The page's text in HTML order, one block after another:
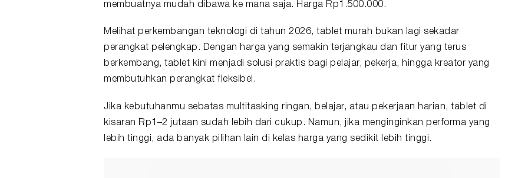
membuatnya mudah dibawa ke mana saja. Harga Rp1.500.000.
Melihat perkembangan teknologi di tahun 2026, tablet murah bukan lagi sekadar
perangkat pelengkap. Dengan harga yang semakin terjangkau dan fitur yang terus
berkembang, tablet kini menjadi solusi praktis bagi pelajar, pekerja, hingga kreator yang
membutuhkan perangkat fleksibel.
Jika kebutuhanmu sebatas multitasking ringan, belajar, atau pekerjaan harian, tablet di
kisaran Rp1–2 jutaan sudah lebih dari cukup. Namun, jika menginginkan performa yang
lebih tinggi, ada banyak pilihan lain di kelas harga yang sedikit lebih tinggi.